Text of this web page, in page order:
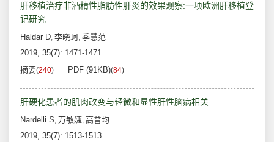
肝移植治疗非酒精性脂肪性肝炎的效果观察:一项欧洲肝移植登
记研究
Haldar D, 李晓珂, 季慧范
2019, 35(7): 1471-1471.
摘要(240) PDF (91KB)(84)
肝硬化患者的肌肉改变与轻微和显性肝性脑病相关
Nardelli S, 万敏婕, 高普均
2019, 35(7): 1513-1513.